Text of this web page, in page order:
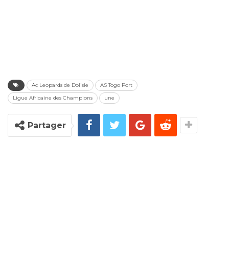
Ac Leopards de Dolisie
AS Togo Port
Ligue Africaine des Champions
une
Partager